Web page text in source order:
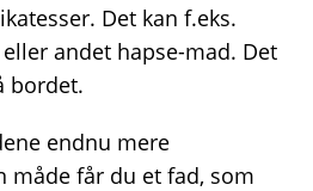
Det kan f.eks.
andet hapse-mad. Det
bordet.
endnu mere
måde får du et fad, som